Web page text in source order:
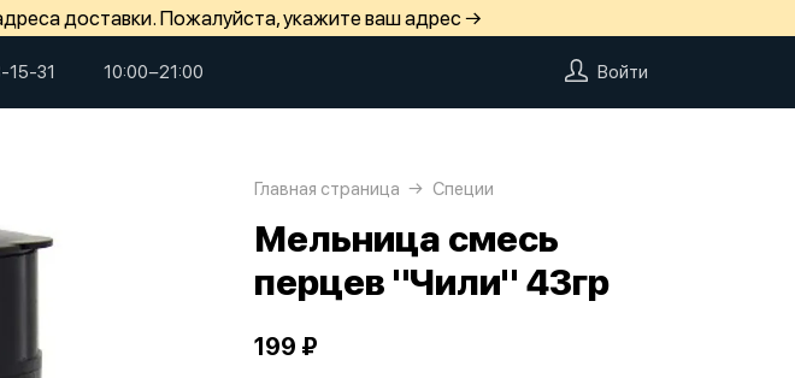
доставки. Пожалуйста, укажите ваш адрес →
15-31 10:00−21:00 Войти
Главная страница Специи
Мельница смесь
перцев "Чили" 43гр
199 ₽